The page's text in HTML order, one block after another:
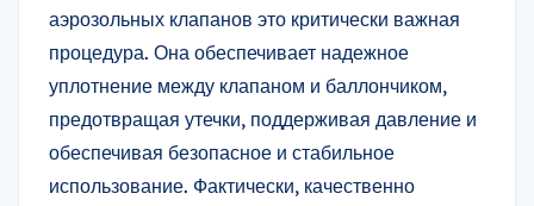
аэрозольных клапанов это критически важная
процедура. Она обеспечивает надежное
уплотнение между клапаном и баллончиком,
предотвращая утечки, поддерживая давление и
обеспечивая безопасное и стабильное
использование. Фактически, качественно